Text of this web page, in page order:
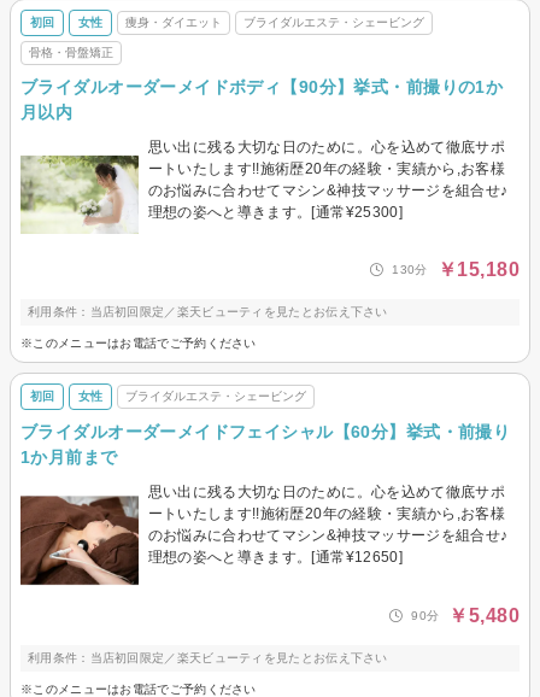
初回 女性 痩身・ダイエット ブライダルエステ・シェービング
骨格・骨盤矯正
ブライダルオーダーメイドボディ【90分】挙式・前撮りの1か
月以内
思い出に残る大切な日のために。心を込めて徹底サポ
ートいたします!!施術歴20年の経験・実績から,お客様
のお悩みに合わせてマシン&神技マッサージを組合せ♪
理想の姿へと導きます。[通常¥25300]
130分 ￥15,180
利用条件：当店初回限定／楽天ビューティを見たとお伝え下さい
※このメニューはお電話でご予約ください
初回 女性 ブライダルエステ・シェービング
ブライダルオーダーメイドフェイシャル【60分】挙式・前撮り
1か月前まで
思い出に残る大切な日のために。心を込めて徹底サポ
ートいたします!!施術歴20年の経験・実績から,お客様
のお悩みに合わせてマシン&神技マッサージを組合せ♪
理想の姿へと導きます。[通常¥12650]
90分 ￥5,480
利用条件：当店初回限定／楽天ビューティを見たとお伝え下さい
※このメニューはお電話でご予約ください